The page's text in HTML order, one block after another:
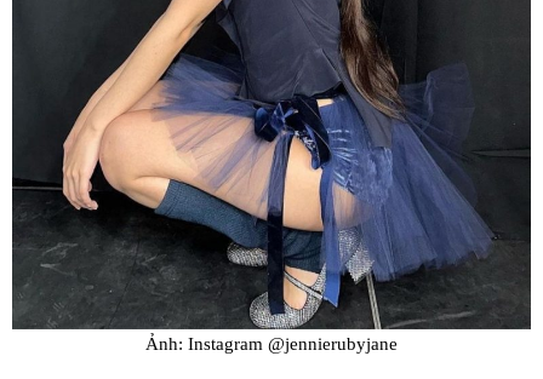
Ảnh: Instagram @jennierubyjane